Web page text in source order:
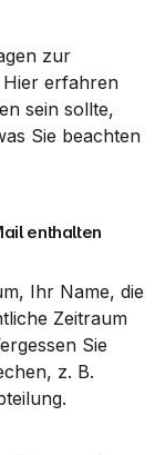
zur
erfahren
sein sollte,
Sie beachten
enthalten
Ihr Name, die
Zeitraum
Sie
z. B.